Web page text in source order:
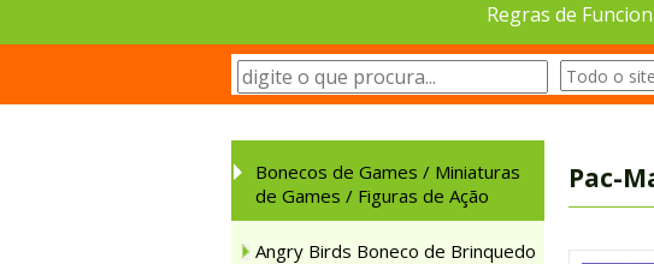
Regras de
Bonecos de Games / Miniaturas
de Games / Figuras de Ação
Angry Birds Boneco de Brinquedo
Pac-